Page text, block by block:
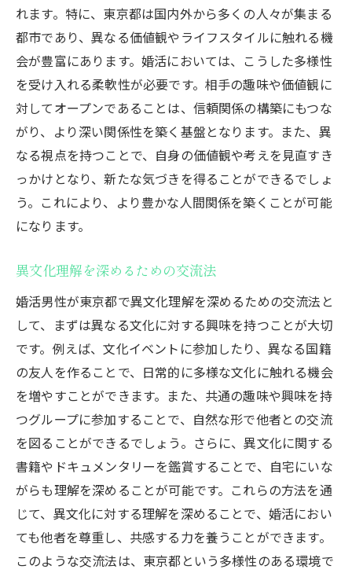
れます。特に、東京都は国内外から多くの人々が集まる
都市であり、異なる価値観やライフスタイルに触れる機
会が豊富にあります。婚活においては、こうした多様性
を受け入れる柔軟性が必要です。相手の趣味や価値観に
対してオープンであることは、信頼関係の構築にもつな
がり、より深い関係性を築く基盤となります。また、異
なる視点を持つことで、自身の価値観や考えを見直すき
っかけとなり、新たな気づきを得ることができるでしょ
う。これにより、より豊かな人間関係を築くことが可能
になります。
異文化理解を深めるための交流法
婚活男性が東京都で異文化理解を深めるための交流法と
して、まずは異なる文化に対する興味を持つことが大切
です。例えば、文化イベントに参加したり、異なる国籍
の友人を作ることで、日常的に多様な文化に触れる機会
を増やすことができます。また、共通の趣味や興味を持
つグループに参加することで、自然な形で他者との交流
を図ることができるでしょう。さらに、異文化に関する
書籍やドキュメンタリーを鑑賞することで、自宅にいな
がらも理解を深めることが可能です。これらの方法を通
じて、異文化に対する理解を深めることで、婚活におい
ても他者を尊重し、共感する力を養うことができます。
このような交流法は、東京都という多様性のある環境で